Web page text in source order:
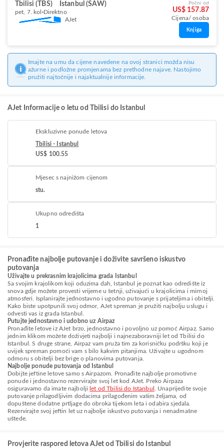
Tbilisi (TBS) Istanbul (SAW)
pet, 7. kol Direktno
AJet
Počni od
US$ 157.87
Cijena/ osoba
Knjiga
Imajte na umu da cijene navedene na ovoj stranici možda nisu
ažurne i podložne promjenama bez prethodne najave. Nastojimo
pružiti najtočnije i najaktualnije informacije.
AJet Informacije o letu od Tbilisi do Istanbul
Ekskluzivne ponude letova
Tbilisi - Istanbul
US$ 100.55
Mjesec s najnižom cijenom
stu.
Ukupno odredišta
1
Pronađite najbolje putovanje i doživite savršeno iskustvo
putovanja
Uživajte u prekrasnim krajolicima grada Istanbul
Sa svojim krajolikom koji oduzima dah, Istanbul je poznat kao odredište iz
snova gdje možete provesti vrijeme u šetnji, uživajući u krajolicima i mirnoj
atmosferi. Isplanirajte jednostavno i ugodno putovanje s prijateljima i obitelji.
Kako biste upotpunili svoj odmor, AJet spreman je pružiti najbolju uslugu i
odvesti vas iz grada Istanbul.
Putujte jednostavno i udobno uz Airpaz
Pronađite letove iz AJet brzo, jednostavno i povoljno uz pomoć Airpaz. Samo
jednim klikom možete doživjeti najbolji i najnezaboravniji let od Tbilisi do
Istanbul. S druge strane, Airpaz vam pruža tim za korisničku podršku koji je
uvijek spreman pomoći vam s bilo kakvim pitanjima. Uživajte u ugodnom
odmoru s obitelji bez brige o planovima putovanja.
Najbolje ponude putovanja od Istanbul
Dobijte jeftine letove samo s Airpazom. Pronađite najbolje promotivne
ponude i jednostavno rezervirajte svoj let kod AJet. Preko Airpaza
osiguravamo da imate najbolji let od Tbilisi do Istanbul
. Unaprijedite svoje
putovanje prilagodljivim dodacima prilagođenim vašim željama, od
dopuštene dodatne prtljage do obroka tijekom leta i odabira sjedala.
Rezervirajte svoj jeftin let uz najbolje iskustvo putovanja i nenadmašne
uštede.
Provjerite raspored letova AJet od Tbilisi do Istanbul